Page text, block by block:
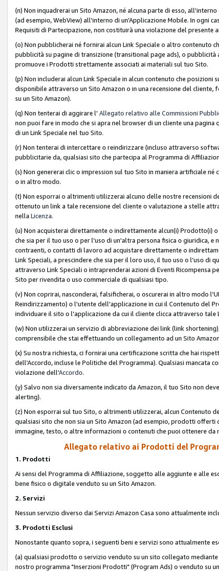
(n) Non inquadrerai un Sito Amazon, né alcuna parte di esso,
(ad esempio, WebView) all'interno di un'Applicazione Mobile. In ogni
Requisiti di Partecipazione, non costituirà una violazione del presente
(o) Non pubblicherai né fornirai alcun Link Speciale o altro contenuto
pubblicità su pagine di transizione (transitional page ads), o
promuove i Prodotti strettamente associati ai materiali sul tuo Sito.
(p) Non includerai alcun Link Speciale in alcun contenuto che
disponibile attraverso un Sito Amazon o in una recensione del
su un Sito Amazon).
(q) Non tenterai di aggirare l' Allegato relativo alle Commissioni
non puoi fare in modo che si apra nel browser di un cliente una
di un Link Speciale nel tuo Sito.
(r) Non tenterai di intercettare o reindirizzare (incluso attraverso
pubblicitarie da, qualsiasi sito che partecipa al Programma di
(s) Non genererai clic o impression sul tuo Sito in maniera artificiale
o in altro modo.
(t) Non esporrai o altrimenti utilizzerai alcuno delle nostre recensioni
ottenuto un link a tale recensione del cliente o valutazione a stelle
nella Licenza.
(u) Non acquisterai direttamente o indirettamente alcun(i) Prodotto(i)
che sia per il tuo uso o per l'uso di un'altra persona fisica o giuridica,
contraenti, o contatti di lavoro ad acquistare direttamente o
Link Speciali, a prescindere che sia per il loro uso, il tuo uso o l'uso di
attraverso Link Speciali o intraprenderai azioni di Eventi
Sito per rivendita o uso commerciale di qualsiasi tipo.
(v) Non coprirai, nasconderai, falsificherai, o oscurerai in altro modo
Reindirizzamento) o l'utente dell'applicazione in cui il Contenuto del
individuare il sito o l'applicazione da cui il cliente clicca attraverso tale
(w) Non utilizzerai un servizio di abbreviazione dei link (link
comprensibile che stai effettuando un collegamento ad un Sito
(x) Su nostra richiesta, ci fornirai una certificazione scritta che hai
dell'Accordo, incluse le Politiche del Programma). Qualsiasi mancata
violazione dell'Accordo.
(y) Salvo non sia diversamente indicato da Amazon, il tuo Sito non
alerting).
(z) Non esporrai sul tuo Sito, o altrimenti utilizzerai, alcun Contenuto
qualsiasi sito che non sia un Sito Amazon (ad esempio, prodotti
immagine, testo, o altre informazioni o contenuti che puoi ottenere da
Allegato relativo ai Prodotti del
1. Prodotti
Ai sensi del Programma di Affiliazione, soggetto alle aggiunte e alle
bene fisico o digitale venduto su un Sito Amazon.
2. Servizi
Nessun servizio diverso dai Servizi Amazon Casa sono attualmente
3. Prodotti Esclusi
Nonostante quanto sopra, i seguenti beni e servizi sono attualmente
(a) qualsiasi prodotto o servizio venduto su un sito collegato
nostro programma "Inserzioni Prodotti" (Program Ads) o venduto su